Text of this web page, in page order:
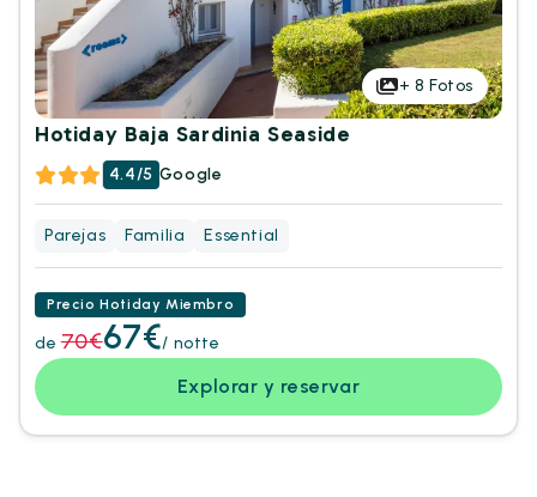
+ 8 Fotos
Hotiday Baja Sardinia Seaside
4.4/5 Google
Parejas Familia Essential
Precio Hotiday Miembro
de 70€67€/ notte
Explorar y reservar